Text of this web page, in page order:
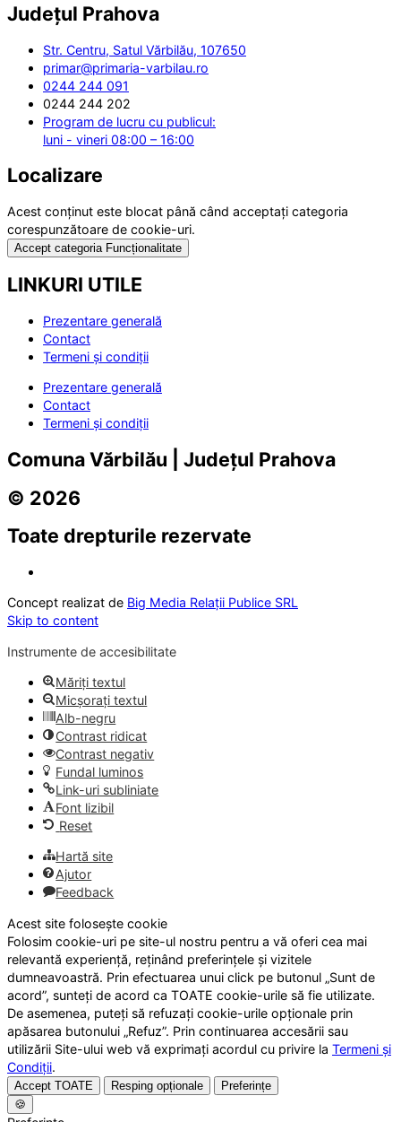
Județul Prahova
Str. Centru, Satul Vărbilău, 107650
primar@primaria-varbilau.ro
0244 244 091
0244 244 202
Program de lucru cu publicul:
luni - vineri 08:00 – 16:00
Localizare
Acest conținut este blocat până când acceptați categoria
corespunzătoare de cookie-uri.
Accept categoria Funcționalitate
LINKURI UTILE
Prezentare generală
Contact
Termeni și condiții
Prezentare generală
Contact
Termeni și condiții
Comuna Vărbilău | Județul Prahova
© 2026
Toate drepturile rezervate
Concept realizat de Big Media Relații Publice SRL
Skip to content
Instrumente de accesibilitate
Măriți textul
Micșorați textul
Alb-negru
Contrast ridicat
Contrast negativ
Fundal luminos
Link-uri subliniate
Font lizibil
Reset
Hartă site
Ajutor
Feedback
Acest site folosește cookie
Folosim cookie-uri pe site-ul nostru pentru a vă oferi cea mai
relevantă experiență, reținând preferințele și vizitele
dumneavoastră. Prin efectuarea unui click pe butonul „Sunt de
acord”, sunteți de acord ca TOATE cookie-urile să fie utilizate.
De asemenea, puteți să refuzați cookie-urile opționale prin
apăsarea butonului „Refuz”. Prin continuarea accesării sau
utilizării Site-ului web vă exprimați acordul cu privire la Termeni și
Condiții.
Accept TOATE Resping opționale
Preferințe
🍪